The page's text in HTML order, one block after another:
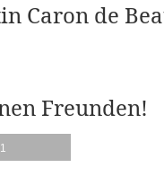
Caron de
Freunden!